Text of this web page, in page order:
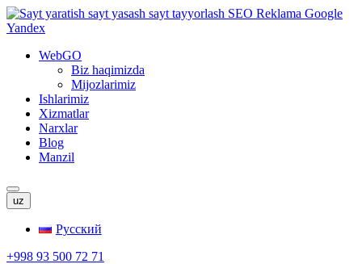
WebGO
Biz haqimizda
Mijozlarimiz
Ishlarimiz
Xizmatlar
Narxlar
Blog
Manzil
uz
Русский
+998 93 500 72 71